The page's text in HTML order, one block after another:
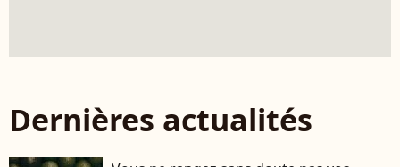
Dernières actualités